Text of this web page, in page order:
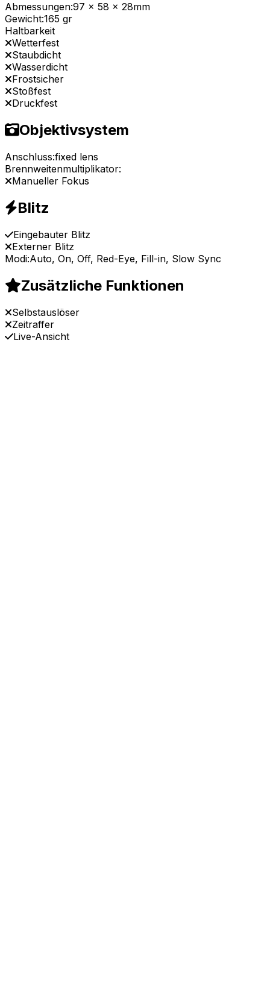
Abmessungen:97 x 58 x 28mm
Gewicht:165 gr
Haltbarkeit
Wetterfest
Staubdicht
Wasserdicht
Frostsicher
Stoßfest
Druckfest
Objektivsystem
Anschluss:fixed lens
Brennweitenmultiplikator:
Manueller Fokus
Blitz
Eingebauter Blitz
Externer Blitz
Modi:Auto, On, Off, Red-Eye, Fill-in, Slow Sync
Zusätzliche Funktionen
Selbstauslöser
Zeitraffer
Live-Ansicht